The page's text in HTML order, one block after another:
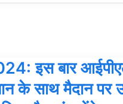
इस बार
के साथ मैदान पर